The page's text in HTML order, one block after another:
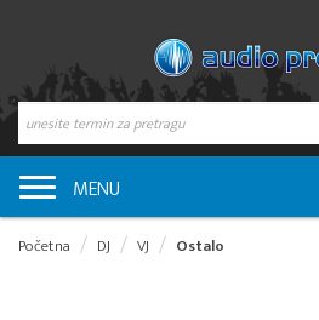
MENU
Početna DJ VJ Ostalo